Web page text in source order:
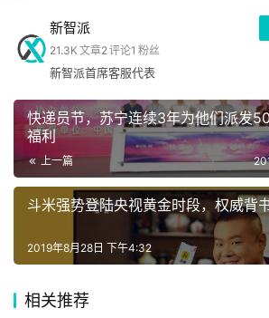
机
家
电
数
码
登录
达每分钟转速高达125,000转，新增
1600°C高温固化处理的陶瓷中心轴，
度更小。同时，它由880层超薄复合钢
达转动，使其吸力比戴森Cyclone
40%。
新智派
21.3K 文章2评论1 粉丝
新智派首席客服代表
快递员节，苏宁连续3年为他们派发
福利
上一篇
斗米强势登陆央视黄金时段，权威背
2019年8月28日 下午4:32
相关推荐